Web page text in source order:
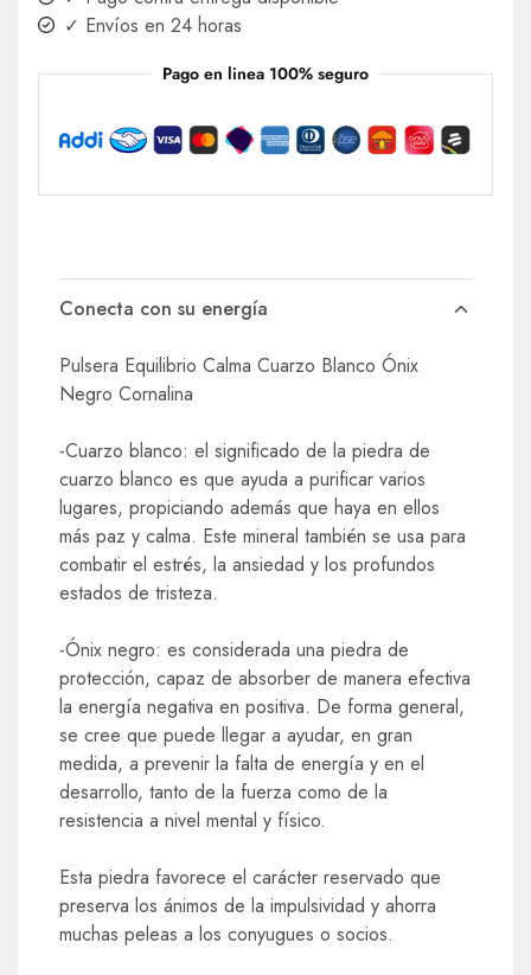
✓ Envíos en 24 horas
Pago en linea 100% seguro
Conecta con su energía
Pulsera Equilibrio Calma Cuarzo Blanco Ónix
Negro Cornalina
-Cuarzo blanco: el significado de la piedra de
cuarzo blanco es que ayuda a purificar varios
lugares, propiciando además que haya en ellos
más paz y calma. Este mineral también se usa para
combatir el estrés, la ansiedad y los profundos
estados de tristeza.
-Ónix negro: es considerada una piedra de
protección, capaz de absorber de manera efectiva
la energía negativa en positiva. De forma general,
se cree que puede llegar a ayudar, en gran
medida, a prevenir la falta de energía y en el
desarrollo, tanto de la fuerza como de la
resistencia a nivel mental y físico.
Esta piedra favorece el carácter reservado que
preserva los ánimos de la impulsividad y ahorra
muchas peleas a los conyugues o socios.